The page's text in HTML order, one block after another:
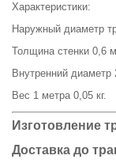
Характеристики:
Наружный диаметр
Толщина стенки 0,6
Внутренний
Вес 1 метра 0,05 кг.
Изготовление
Доставка до